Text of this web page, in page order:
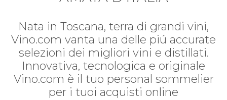
Nata in Toscana, terra di grandi vini,
Vino.com vanta una delle piú accurate
selezioni dei migliori vini e distillati.
Innovativa, tecnologica e originale
Vino.com è il tuo personal sommelier
per i tuoi acquisti online